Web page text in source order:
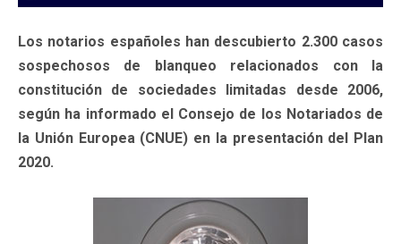
Los notarios españoles han descubierto 2.300 casos
sospechosos de blanqueo relacionados con la
constitución de sociedades limitadas desde 2006,
según ha informado el Consejo de los Notariados de
la Unión Europea (CNUE) en la presentación del Plan
2020.